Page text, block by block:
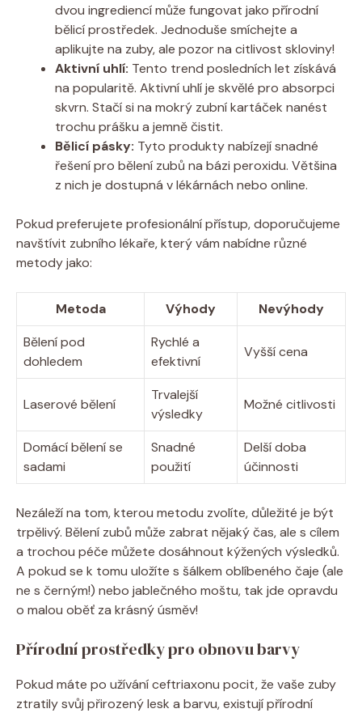
dvou ingrediencí může fungovat jako přírodní
bělicí prostředek. Jednoduše smíchejte a
aplikujte na zuby, ale pozor na citlivost skloviny!
Aktivní uhlí: Tento trend posledních let získává
na popularitě. Aktivní uhlí je skvělé pro absorpci
skvrn. Stačí si na mokrý zubní kartáček nanést
trochu prášku a jemně čistit.
Bělicí pásky: Tyto produkty nabízejí snadné
řešení pro bělení zubů na bázi peroxidu. Většina
z nich je dostupná v lékárnách nebo online.
Pokud preferujete profesionální přístup, doporučujeme
navštívit zubního lékaře, který vám nabídne různé
metody jako:
Metoda Výhody
Nevýhody
Bělení pod
dohledem
Rychlé a
efektivní
Vyšší cena
Laserové bělení
Trvalejší
výsledky
Možné citlivosti
Domácí bělení se
sadami
Snadné
použití
Delší doba
účinnosti
Nezáleží na tom, kterou metodu zvolíte, důležité je být
trpělivý. Bělení zubů může zabrat nějaký čas, ale s cílem
a trochou péče můžete dosáhnout kýžených výsledků.
A pokud se k tomu uložíte s šálkem oblíbeného čaje (ale
ne s černým!) nebo jablečného moštu, tak jde opravdu
o malou oběť za krásný úsměv!
Přírodní prostředky pro obnovu barvy
Pokud máte po užívání ceftriaxonu pocit, že vaše zuby
ztratily svůj přirozený lesk a barvu, existují přírodní